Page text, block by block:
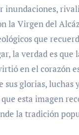
inundaciones,
la Virgen del
que
la verdad es que
en el corazón
sus glorias, luchas
esta imagen
la tradición